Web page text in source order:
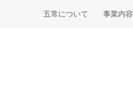
五常について 事業内容